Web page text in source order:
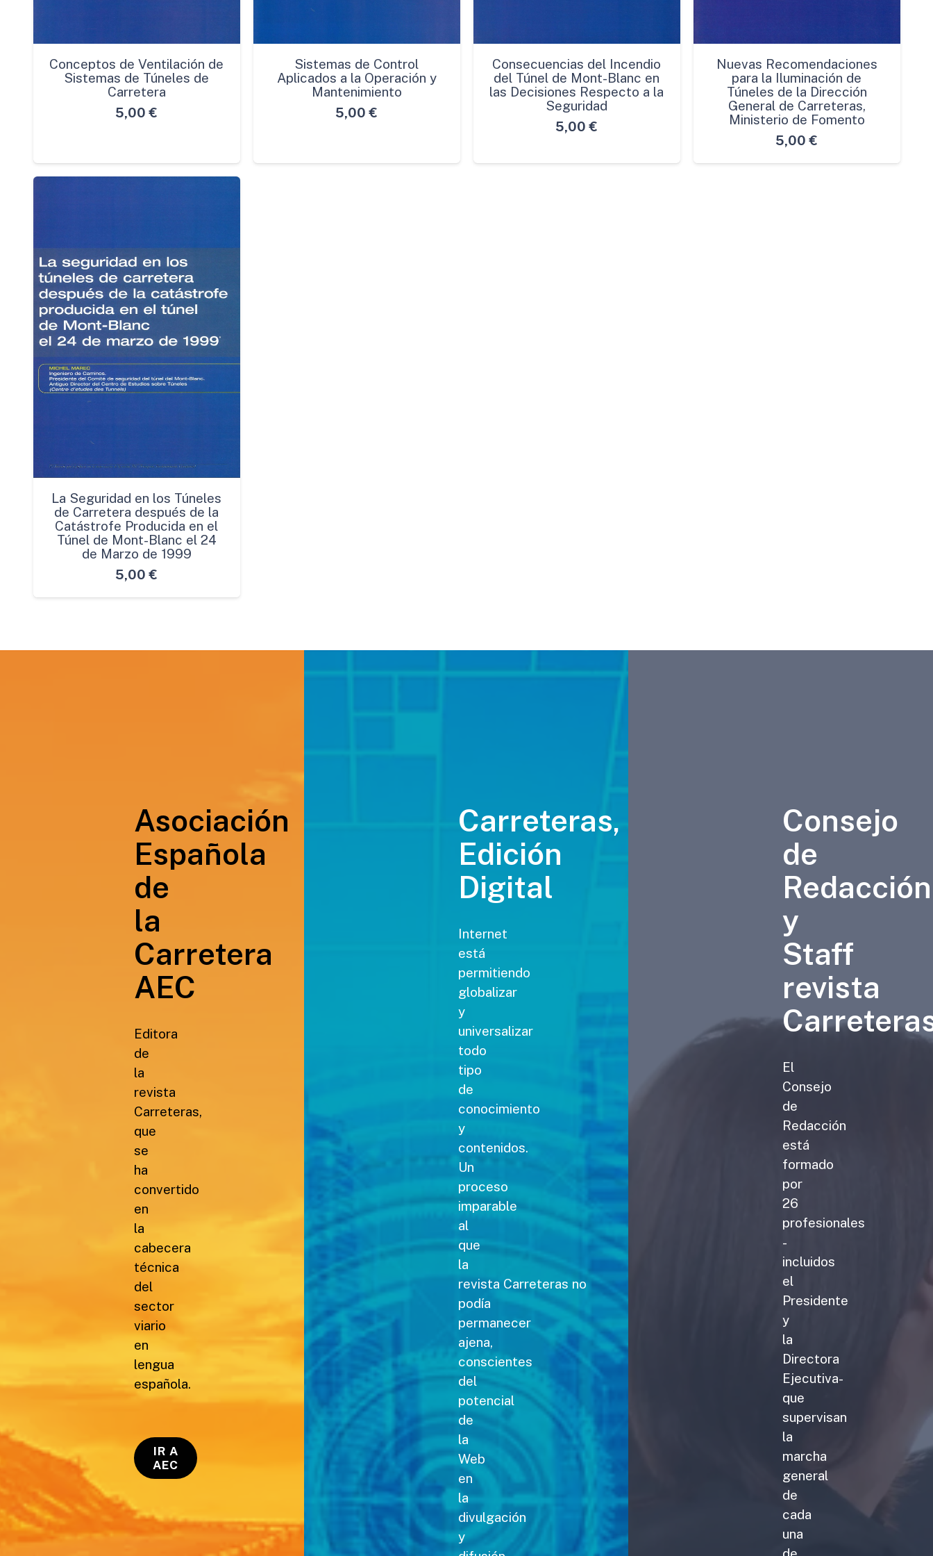
Conceptos de Ventilación de
Sistemas de Túneles de
Carretera
5,00 €
Sistemas de Control
Aplicados a la Operación y
Mantenimiento
5,00 €
Consecuencias del Incendio
del Túnel de Mont-Blanc en
las Decisiones Respecto a la
Seguridad
5,00 €
Nuevas Recomendaciones
para la Iluminación de
Túneles de la Dirección
General de Carreteras,
Ministerio de Fomento
5,00 €
La Seguridad en los Túneles
de Carretera después de la
Catástrofe Producida en el
Túnel de Mont-Blanc el 24
de Marzo de 1999
5,00 €
Asociación
Española
de
la
Carretera
AEC
Editora
de
la
revista
Carreteras,
que
se
ha
convertido
en
la
cabecera
técnica
del
sector
viario
en
lengua
española.
IR A
AEC
Carreteras,
Edición
Digital
Internet
está
permitiendo
globalizar
y
universalizar
todo
tipo
de
conocimiento
y
contenidos.
Un
proceso
imparable
al
que
la
revista Carreteras no
podía
permanecer
ajena,
conscientes
del
potencial
de
la
Web
en
la
divulgación
y
Consejo
de
Redacción
y
Staff
revista
El
Consejo
de
Redacción
está
formado
por
26
profesionales
-
incluidos
el
Presidente
y
la
Directora
Ejecutiva-
que
supervisan
la
marcha
general
de
cada
una